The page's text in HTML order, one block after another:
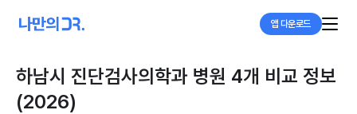
앱 다운로드
하남시 진단검사의학과 병원 4개 비교 정보
(2026)